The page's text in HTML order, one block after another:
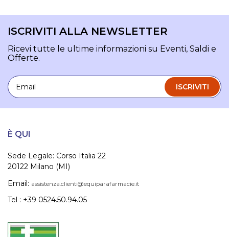
ISCRIVITI ALLA NEWSLETTER
Ricevi tutte le ultime informazioni su Eventi, Saldi e
Offerte.
Email
ISCRIVITI
È QUI
Sede Legale: Corso Italia 22
20122 Milano (MI)
Email: assistenza.clienti@equiparafarmacie.it
Tel : +39 0524.50.94.05